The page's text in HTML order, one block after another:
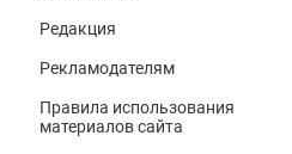
Редакция
Рекламодателям
Правила использования
материалов сайта